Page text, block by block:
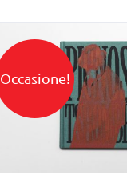
Occasione!